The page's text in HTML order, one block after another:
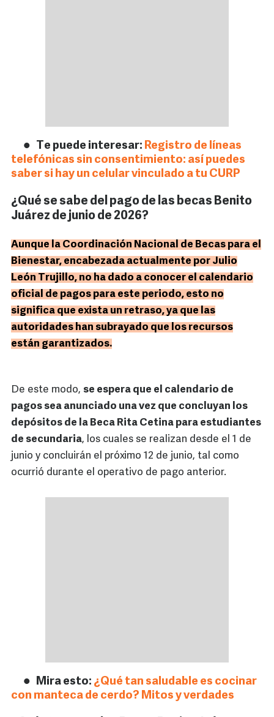
Te puede interesar: Registro de líneas
telefónicas sin consentimiento: así puedes
saber si hay un celular vinculado a tu CURP
¿Qué se sabe del pago de las becas Benito
Juárez de junio de 2026?
Aunque la Coordinación Nacional de Becas para el
Bienestar, encabezada actualmente por Julio
León Trujillo, no ha dado a conocer el calendario
oficial de pagos para este periodo, esto no
significa que exista un retraso, ya que las
autoridades han subrayado que los recursos
están garantizados.
De este modo, se espera que el calendario de
pagos sea anunciado una vez que concluyan los
depósitos de la Beca Rita Cetina para estudiantes
de secundaria, los cuales se realizan desde el 1 de
junio y concluirán el próximo 12 de junio, tal como
ocurrió durante el operativo de pago anterior.
Mira esto: ¿Qué tan saludable es cocinar
con manteca de cerdo? Mitos y verdades